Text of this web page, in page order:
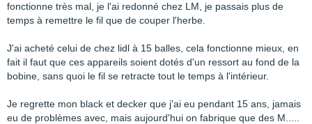
fonctionne très mal, je l'ai redonné chez LM, je passais plus de
temps à remettre le fil que de couper l'herbe.
J'ai acheté celui de chez lidl à 15 balles, cela fonctionne mieux, en
fait il faut que ces appareils soient dotés d'un ressort au fond de la
bobine, sans quoi le fil se retracte tout le temps à l'intérieur.
Je regrette mon black et decker que j'ai eu pendant 15 ans, jamais
eu de problèmes avec, mais aujourd'hui on fabrique que des M.....